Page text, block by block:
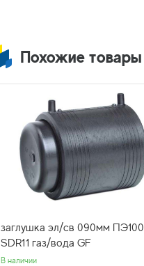
Похожие товары
заглушка эл/св 090мм ПЭ100
SDR11 газ/вода GF
В наличии